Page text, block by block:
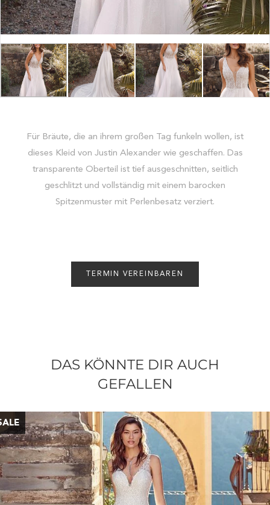
Für Bräute, die an ihrem großen Tag funkeln wollen, ist
dieses Kleid von Justin Alexander wie geschaffen. Das
transparente Oberteil ist tief ausgeschnitten, seitlich
geschlitzt und vollständig mit einem barocken
Spitzenmuster mit Perlenbesatz verziert.
TERMIN VEREINBAREN
DAS KÖNNTE DIR AUCH
GEFALLEN